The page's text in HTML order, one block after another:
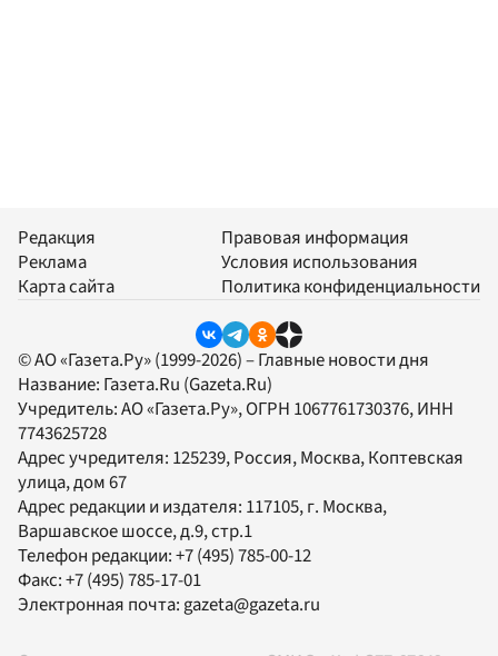
Редакция
Реклама
Карта сайта
Правовая информация
Условия использования
Политика конфиденциальности
© АО «Газета.Ру» (1999-2026) – Главные новости дня
Название: Газета.Ru (Gazeta.Ru)
Учредитель:АО «Газета.Ру», ОГРН 1067761730376, ИНН
7743625728
Адрес учредителя: 125239, Россия, Москва, Коптевская
улица, дом 67
Адрес редакции и издателя: 117105, г. Москва,
Варшавское шоссе, д.9, стр.1
Телефон редакции:+7 (495) 785-00-12
Факс:+7 (495) 785-17-01
Электронная почта:gazeta@gazeta.ru